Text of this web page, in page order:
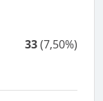
33(7,50%)